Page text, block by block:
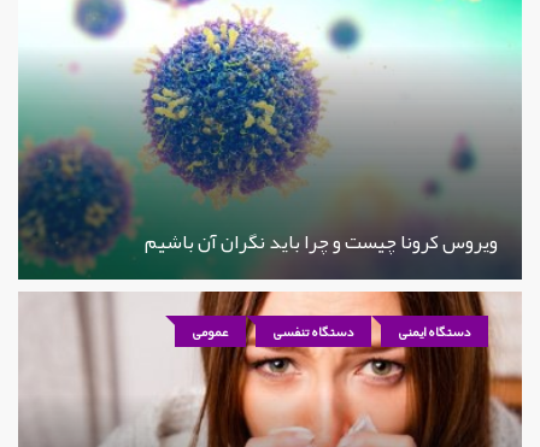
ویروس کرونا چیست و چرا باید نگران آن باشیم
دستگاه ایمنی دستگاه تنفسی عمومی